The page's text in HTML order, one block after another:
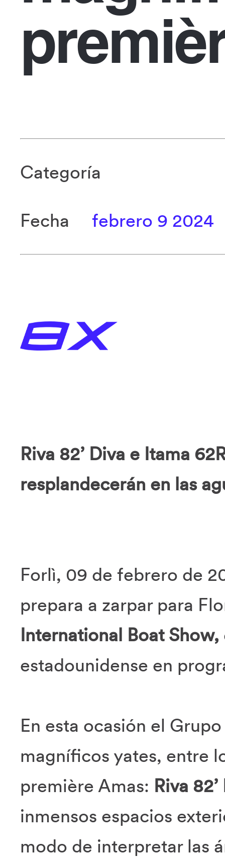
Categoría
Fecha febrero 9 2024
Riva 82’ Diva e Itama
resplandecerán en las
Forlì, 09 de febrero de
prepara a zarpar para
International Boat Show,
estadounidense en
En esta ocasión el
magníficos yates, entre
première Amas: Riva
inmensos espacios
modo de interpretar las